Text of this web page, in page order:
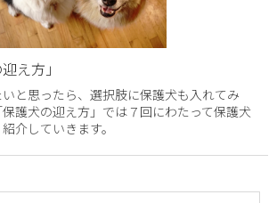
え方」
と思ったら、選択肢に保護犬も入れてみ
護犬の迎え方」では７回にわたって保護犬
介していきます。